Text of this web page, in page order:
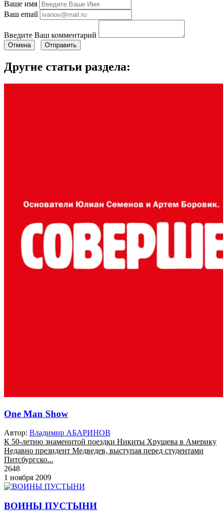
Ваше имя
Ваш email
Введите Ваш комментарий
Отмена Отправить
Другие статьи раздела:
One Man Show
Автор: Владимир АБАРИНОВ
К 50-летию знаменитой поездки Никиты Хрущева в Америку
Недавно президент Медведев, выступая перед студентами
Питсбургско...
2648
1 ноября 2009
ВОИНЫ ПУСТЫНИ